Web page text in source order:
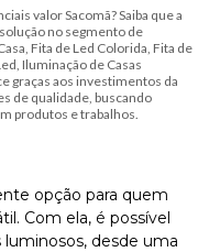
valor Sacomã? Saiba que a
no segmento de
Fita de Led Colorida, Fita de
Iluminação de Casas
graças aos investimentos da
de qualidade, buscando
produtos e trabalhos.
opção para quem
Com ela, é possível
desde uma